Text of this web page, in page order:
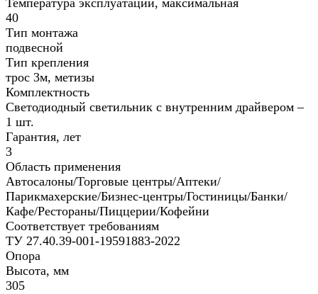
Температура эксплуатации, максимальная
40
Тип монтажа
подвесной
Тип крепления
трос 3м, метизы
Комплектность
Светодиодный светильник с внутренним драйвером –
1 шт.
Гарантия, лет
3
Область применения
Автосалоны/Торговые центры/Аптеки/
Парикмахерские/Бизнес-центры/Гостиницы/Банки/
Кафе/Рестораны/Пиццерии/Кофейни
Соответствует требованиям
ТУ 27.40.39-001-19591883-2022
Опора
Высота, мм
305